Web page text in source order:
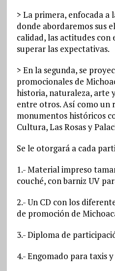
> La primera, enfocada
donde abordaremos sus
calidad, las actitudes con
superar las expectativas.
> En la segunda, se
promocionales de
historia, naturaleza, arte
entre otros. Así como un
monumentos históricos
Cultura, Las Rosas y
Se le otorgará a cada
1.- Material impreso
couché, con barniz UV
2.- Un CD con los
de promoción de
3.- Diploma de
4.- Engomado para taxis